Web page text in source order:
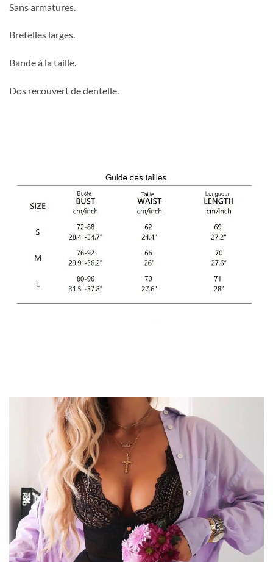
Sans armatures.
Bretelles larges.
Bande à la taille.
Dos recouvert de dentelle.